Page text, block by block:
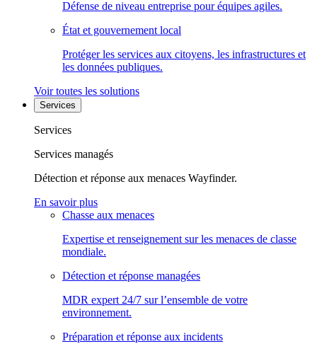
Défense de niveau entreprise pour équipes agiles.
État et gouvernement local
Protéger les services aux citoyens, les infrastructures et
les données publiques.
Voir toutes les solutions
Services
Services
Services managés
Détection et réponse aux menaces Wayfinder.
En savoir plus
Chasse aux menaces
Expertise et renseignement sur les menaces de classe
mondiale.
Détection et réponse managées
MDR expert 24/7 sur l’ensemble de votre
environnement.
Préparation et réponse aux incidents